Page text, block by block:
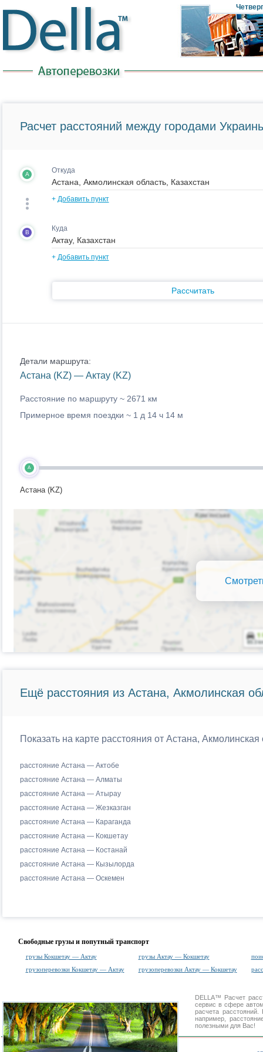
Четверг
Расчет расстояний между городами
A Откуда
+ Добавить пункт
B Куда
+ Добавить пункт
Рассчитать
Детали маршрута:
Астана (KZ) — Актау (KZ)
Расстояние по маршруту ~ 2671 км
Примерное время поездки ~ 1 д 14 ч 14 м
A
Астана (KZ)
Ещё расстояния из Астана, Акмолинская
Показать на карте расстояния от Астана,
расстояние Астана — Актобе
расстояние Астана — Алматы
расстояние Астана — Атырау
расстояние Астана — Жезказган
расстояние Астана — Караганда
расстояние Астана — Кокшетау
расстояние Астана — Костанай
расстояние Астана — Кызылорда
расстояние Астана — Оскемен
Свободные грузы и попутный транспорт
грузы Кокшетау — Актау грузы Актау — Кокшетау
грузоперевозки Кокшетау — Актау
грузоперевозки Актау — Кокшетау
DELLA™ Расчет
сервис в сфере
расчета
например,
полезными для Вас!